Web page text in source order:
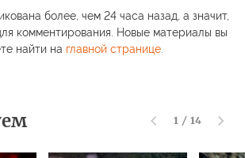
более, чем 24 часа назад, а значит,
комментирования. Новые материалы вы
найти на главной странице.
1 / 14